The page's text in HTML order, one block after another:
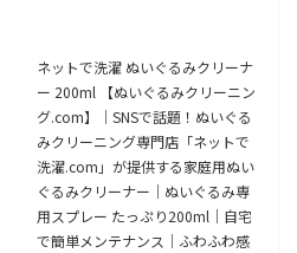
ネットで洗濯 ぬいぐるみクリーナ
ー 200ml 【ぬいぐるみクリーニン
グ.com】｜SNSで話題！ぬいぐる
みクリーニング専門店「ネットで
洗濯.com」が提供する家庭用ぬい
ぐるみクリーナー｜ぬいぐるみ専
用スプレー たっぷり200ml｜自宅
で簡単メンテナンス｜ふわふわ感